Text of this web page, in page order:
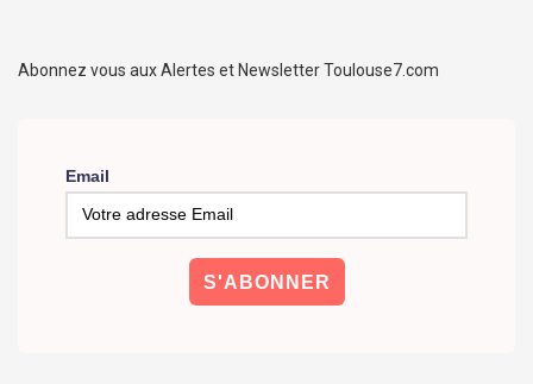
Abonnez vous aux Alertes et Newsletter Toulouse7.com
Email